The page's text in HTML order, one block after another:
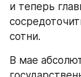
и теперь
сотни.
В мае